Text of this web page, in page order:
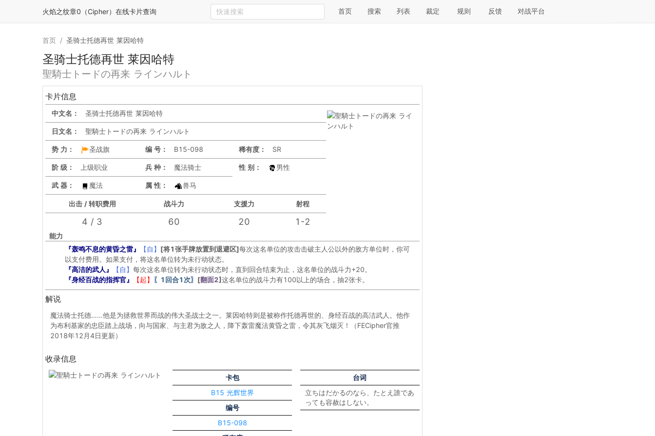
火焰之纹章0（Cipher）在线卡片查询 首页 搜索 列表 裁定 规则 反馈 对战平台
首页 / 圣骑士托德再世 莱因哈特
圣骑士托德再世 莱因哈特
聖騎士トードの再来 ラインハルト
卡片信息
中文名： 圣骑士托德再世 莱因哈特
日文名： 聖騎士トードの再来 ラインハルト
编 号： B15-098 稀有度： SR
势 力： 圣战旗
阶 级： 上级职业 兵 种： 魔法骑士 性 别： 男性
武 器： 魔法 属 性： 兽马
出击 / 转职费用 战斗力 支援力 射程
4 / 3 60 20 1-2
能力
『轰鸣不息的黄昏之雷』
【自】 [将1张手牌放置到退避区]每次这名单位的攻击击破主人公以外的敌方单位时，你可
以支付费用。如果支付，将这名单位转为未行动状态。
『高洁的武人』
【自】 每次这名单位转为未行动状态时，直到回合结束为止，这名单位的战斗力+20。
『身经百战的指挥官』
【起】 〖1回合1次〗 [翻面2]这名单位的战斗力有100以上的场合，抽2张卡。
解说
魔法骑士托德……他是为拯救世界而战的伟大圣战士之一。莱因哈特则是被称作托德再世的、身经百战的高洁武人。他作
为布利基家的忠臣踏上战场，向与国家、与主君为敌之人，降下轰雷魔法黄昏之雷，令其灰飞烟灭！（FECipher官推
2018年12月4日更新）
收录信息
卡包
B15 光辉世界
编号
B15-098
台词
立ちはだかるのなら、たとえ誰であ
っても容赦はしない。